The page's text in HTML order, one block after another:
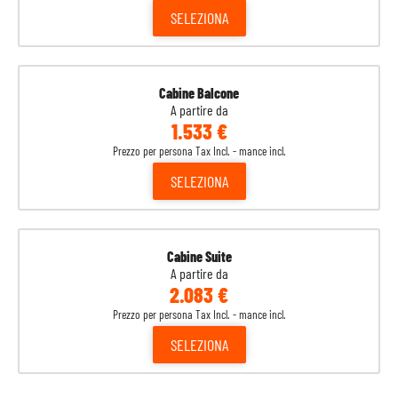
SELEZIONA
Cabine Balcone
A partire da
1.533 €
Prezzo per persona Tax Incl. - mance incl.
SELEZIONA
Cabine Suite
A partire da
2.083 €
Prezzo per persona Tax Incl. - mance incl.
SELEZIONA